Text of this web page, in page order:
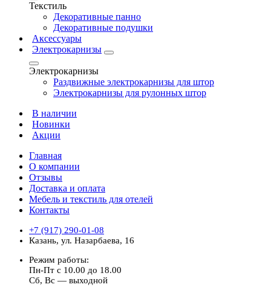
Текстиль
Декоративные панно
Декоративные подушки
Аксессуары
Электрокарнизы
Электрокарнизы
Раздвижные электрокарнизы для штор
Электрокарнизы для рулонных штор
В наличии
Новинки
Акции
Главная
О компании
Отзывы
Доставка и оплата
Мебель и текстиль для отелей
Контакты
+7 (917) 290-01-08
Казань, ул. Назарбаева, 16
Режим работы:
Пн-Пт с 10.00 до 18.00
Сб, Вс — выходной